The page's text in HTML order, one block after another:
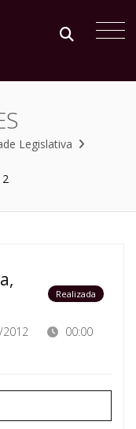
Legislativa
Realizada
00:00